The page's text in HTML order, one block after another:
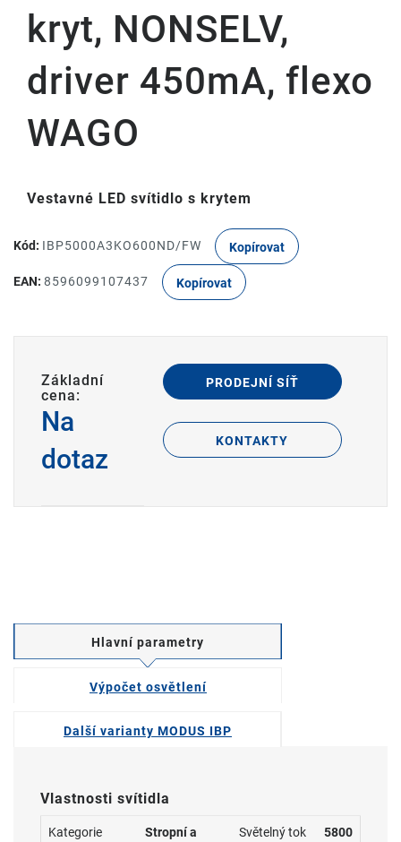
kryt, NONSELV,
driver 450mA, flexo
WAGO
Vestavné LED svítidlo s krytem
Kód: IBP5000A3KO600ND/FW Kopírovat
EAN: 8596099107437 Kopírovat
Základní
cena:
Na
dotaz
PRODEJNÍ SÍŤ
KONTAKTY
Hlavní parametry
Výpočet osvětlení
Další varianty MODUS IBP
Vlastnosti svítidla
Kategorie
Stropní a
Světelný tok
5800